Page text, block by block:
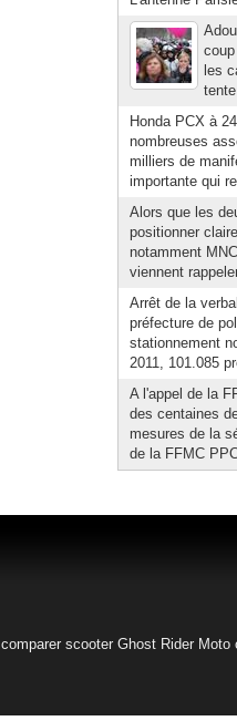
les
Honda PCX à
nombreuses
milliers de
importante qui
Alors que les
positionner
notamment
viennent
Arrêt de la
préfecture de
stationnement
2011, 101.085
A l'appel de la
des centaines
mesures de la
de la FFMC
comparer scooter Ghost Rider Moto